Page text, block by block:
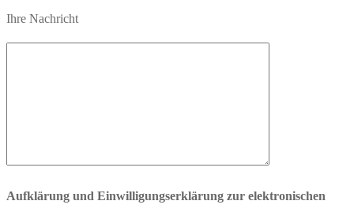
Ihre Nachricht
Aufklärung und Einwilligungserklärung zur elektronischen